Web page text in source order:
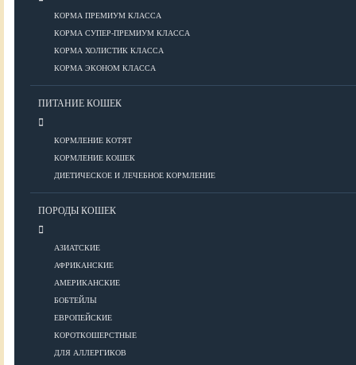
КОРМА ПРЕМИУМ КЛАССА
КОРМА СУПЕР-ПРЕМИУМ КЛАССА
КОРМА ХОЛИСТИК КЛАССА
КОРМА ЭКОНОМ КЛАССА
ПИТАНИЕ КОШЕК
КОРМЛЕНИЕ КОТЯТ
КОРМЛЕНИЕ КОШЕК
ДИЕТИЧЕСКОЕ И ЛЕЧЕБНОЕ КОРМЛЕНИЕ
ПОРОДЫ КОШЕК
АЗИАТСКИЕ
АФРИКАНСКИЕ
АМЕРИКАНСКИЕ
БОБТЕЙЛЫ
ЕВРОПЕЙСКИЕ
КОРОТКОШЕРСТНЫЕ
ДЛЯ АЛЛЕРГИКОВ
Роды кошек
Аксессуары для ухода
Гигиена
Уход за шерстью
Корма премиум класса
Корма супер-премиум класса
Корма холистик класса
Корма эконом класса